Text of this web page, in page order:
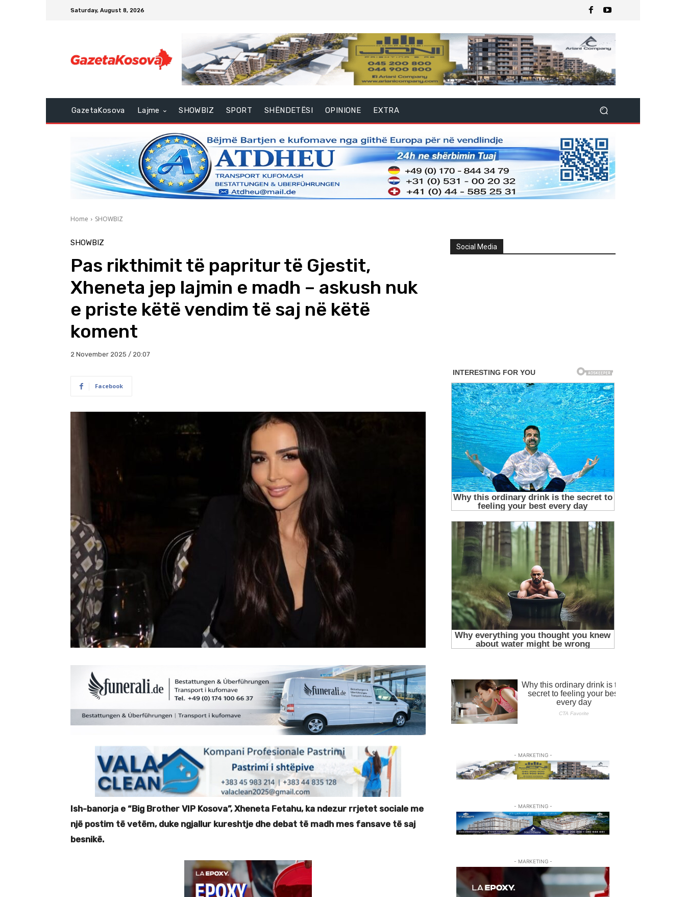
Saturday, August 8, 2026
GazetaKosova Lajme SHOWBIZ SPORT SHËNDETËSI OPINIONE EXTRA
Home SHOWBIZ
SHOWBIZ
Pas rikthimit të papritur të Gjestit,
Xheneta jep lajmin e madh – askush nuk
e priste këtë vendim të saj në këtë
koment
2 November 2025 / 20:07
Facebook
Ish-banorja e “Big Brother VIP Kosova”, Xheneta Fetahu, ka ndezur rrjetet sociale me
një postim të vetëm, duke ngjallur kureshtje dhe debat të madh mes fansave të saj
besnikë.
Social Media
- MARKETING -
- MARKETING -
- MARKETING -